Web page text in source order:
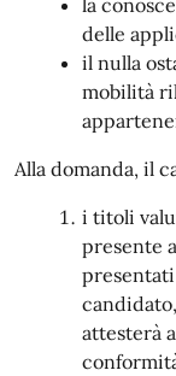
delle
il nulla
mobilità
Alla domanda, il
i titoli
presente
attesterà